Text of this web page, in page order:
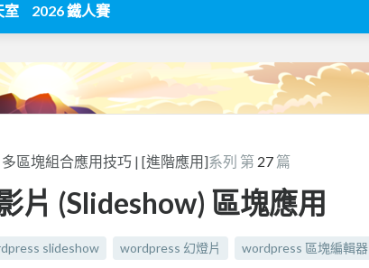
室 2026 鐵人賽
區塊組合應用技巧 | [進階應用]系列 第 27 篇
片 (Slideshow) 區塊應用
slideshow wordpress 幻燈片 wordpress 區塊編輯器